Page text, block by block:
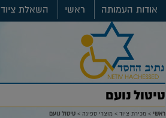
אודות העמותה ראשי השאלת ציוד
טיטול נועם
ראשי > מכירת ציוד > מוצרי ספיגה > טיטול נועם